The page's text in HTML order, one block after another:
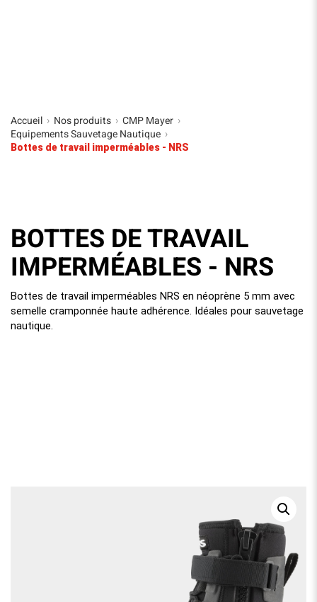
Accueil › Nos produits › CMP Mayer ›
Equipements Sauvetage Nautique ›
Bottes de travail imperméables - NRS
BOTTES DE TRAVAIL
IMPERMÉABLES - NRS
Bottes de travail imperméables NRS en néoprène 5 mm avec
semelle cramponnée haute adhérence. Idéales pour sauvetage
nautique.